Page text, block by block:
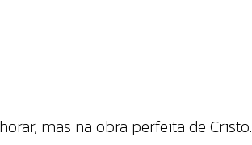
mas na obra perfeita de Cristo.